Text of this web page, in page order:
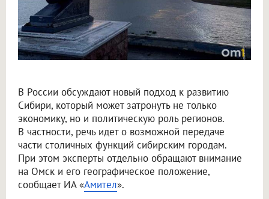
В России обсуждают новый подход к развитию
Сибири, который может затронуть не только
экономику, но и политическую роль регионов.
В частности, речь идет о возможной передаче
части столичных функций сибирским городам.
При этом эксперты отдельно обращают внимание
на Омск и его географическое положение,
сообщает ИА «Амител».